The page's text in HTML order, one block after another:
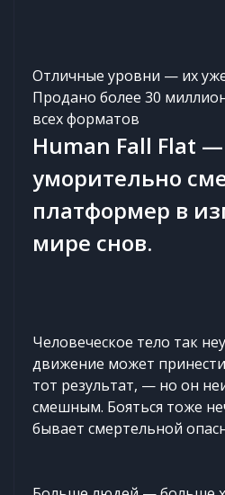
Отличные уровни — их
Продано более 30
всех форматов
Human Fall Flat —
уморительно
платформер в
мире снов.
Человеческое тело так
движение может
тот результат, — но он
смешным. Бояться тоже
бывает смертельной